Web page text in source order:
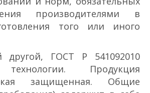
производителями в
того или иного
ГОСТ Р 54109­2010
Продукция
защищенная. Общие